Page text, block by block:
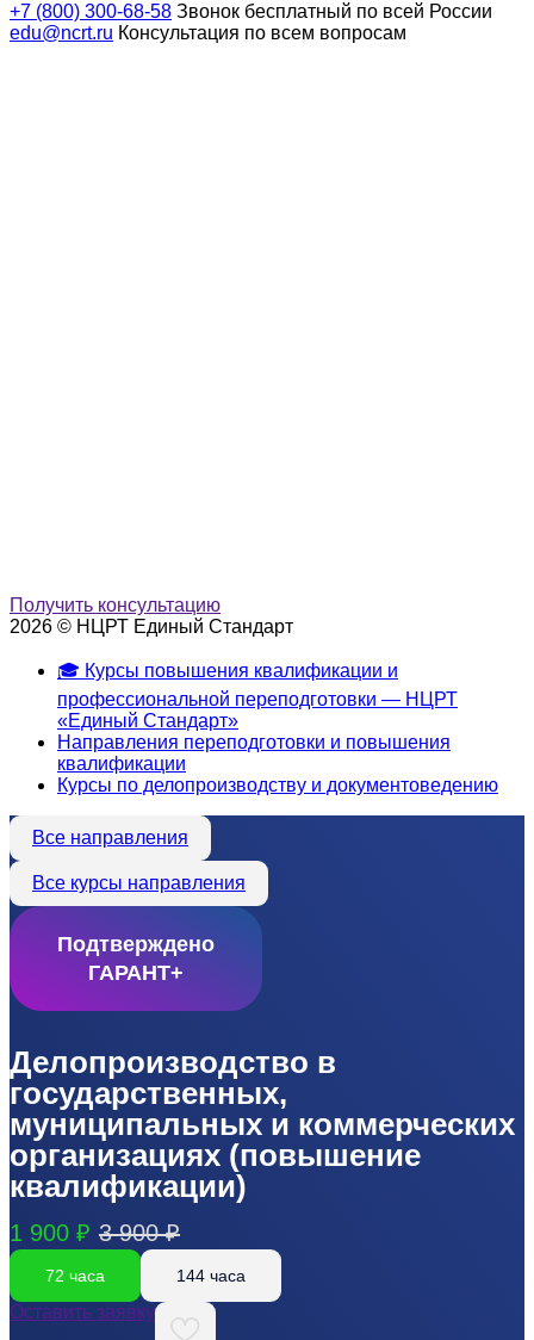
+7 (800) 300-68-58 Звонок бесплатный по всей России
edu@ncrt.ru Консультация по всем вопросам
Получить консультацию
2026 © НЦРТ Единый Стандарт
🎓 Курсы повышения квалификации и
профессиональной переподготовки — НЦРТ
«Единый Стандарт»
Направления переподготовки и повышения
квалификации
Курсы по делопроизводству и документоведению
Все направления
Все курсы направления
Делопроизводство в
государственных,
муниципальных и коммерческих
организациях (повышение
квалификации)
1 900 ₽ 3 900 ₽
72 часа 144 часа
Оставить заявку
Подтверждено
ГАРАНТ+